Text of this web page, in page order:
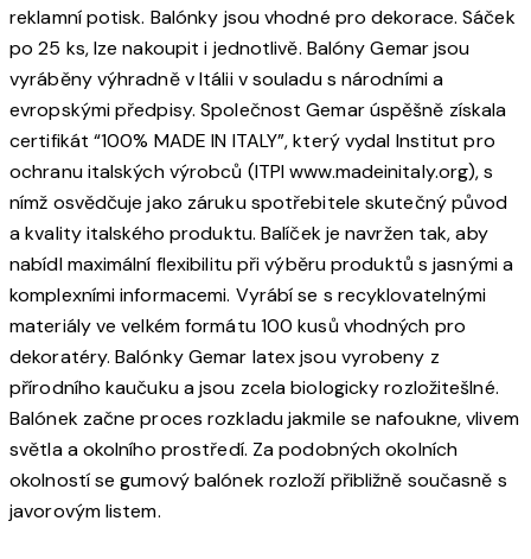
reklamní potisk. Balónky jsou vhodné pro dekorace. Sáček
po 25 ks, lze nakoupit i jednotlivě. Balóny Gemar jsou
vyráběny výhradně v Itálii v souladu s národními a
evropskými předpisy. Společnost Gemar úspěšně získala
certifikát “100% MADE IN ITALY”, který vydal Institut pro
ochranu italských výrobců (ITPI www.madeinitaly.org), s
nímž osvědčuje jako záruku spotřebitele skutečný původ
a kvality italského produktu. Balíček je navržen tak, aby
nabídl maximální flexibilitu při výběru produktů s jasnými a
komplexními informacemi. Vyrábí se s recyklovatelnými
materiály ve velkém formátu 100 kusů vhodných pro
dekoratéry. Balónky Gemar latex jsou vyrobeny z
přírodního kaučuku a jsou zcela biologicky rozložitešlné.
Balónek začne proces rozkladu jakmile se nafoukne, vlivem
světla a okolního prostředí. Za podobných okolních
okolností se gumový balónek rozloží přibližně současně s
javorovým listem.